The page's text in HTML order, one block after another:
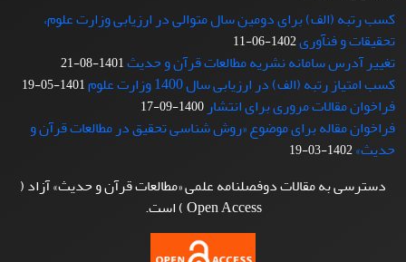
کسب رتبه (الف) برای دومین سال متوالی در ارزیابی وزارت علوم،
تحقیقات و فنآوری1402-06-11
تغییر آدرس سامانه نشریه مطالعات قرآن و حدیث1401-08-21
کسب امتیاز رتبه (الف) در ارزیابی سال 1400 وزارت علوم 1401-05-19
فراخوان مقالات مروری برای انتشار 1400-09-17
فراخوان مقاله برای موضوع «روش شناسی تحقیق در مطالعات قرآن و
حدیث»1402-03-19
دسترسی به مقالات دوفصلنامه علمی «مطالعات قرآن و حدیث» آزاد (
Open Access ) است.